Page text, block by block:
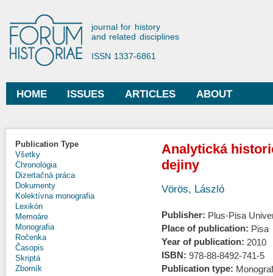
Forum Historiae
journal for history
and related disciplines
ISSN 1337-6861
Main menu
HOME ISSUES ARTICLES ABOUT
Publication Type
Všetky
Chronológia
Dizertačná práca
Dokumenty
Kolektívna monografia
Lexikón
Memoáre
Monografia
Ročenka
Časopis
Skriptá
Zborník
Analytická
dejiny
Vörös, László
Publisher: Plus-Pisa
Place of publication: Pisa
Year of publication: 2010
ISBN: 978-88-8492-741-5
Publication type: